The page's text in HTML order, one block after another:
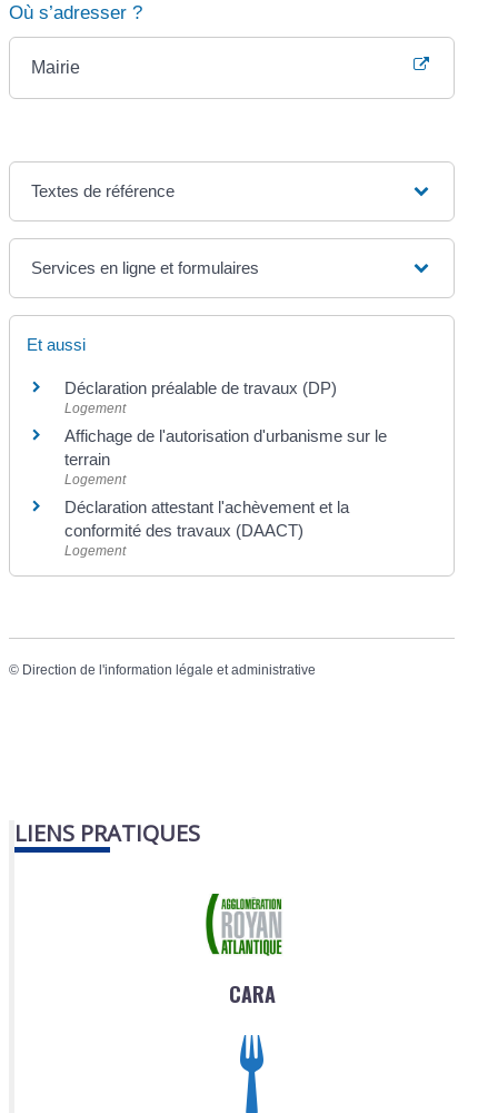
Où s’adresser ?
Mairie
Textes de référence
Services en ligne et formulaires
Et aussi
Déclaration préalable de travaux (DP)
Logement
Affichage de l'autorisation d'urbanisme sur le
terrain
Logement
Déclaration attestant l'achèvement et la
conformité des travaux (DAACT)
Logement
© Direction de l'information légale et administrative
LIENS PRATIQUES
CARA